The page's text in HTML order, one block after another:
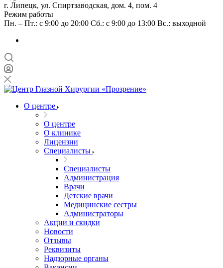
г. Липецк, ул. Спиртзаводская, дом. 4, пом. 4
Режим работы
Пн. – Пт.: с 9:00 до 20:00 Сб.: с 9:00 до 13:00 Вс.: выходной
О центре
О центре
О клинике
Лицензии
Специалисты
Специалисты
Администрация
Врачи
Детские врачи
Медицинские сестры
Администраторы
Акции и скидки
Новости
Отзывы
Реквизиты
Надзорные органы